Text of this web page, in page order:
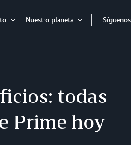
Nuestro planeta
Expandir
Síguenos
todas
Prime hoy